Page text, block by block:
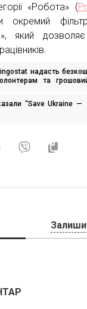
«Робота» (
окремий
який
надасть
та
“Save Ukraine —